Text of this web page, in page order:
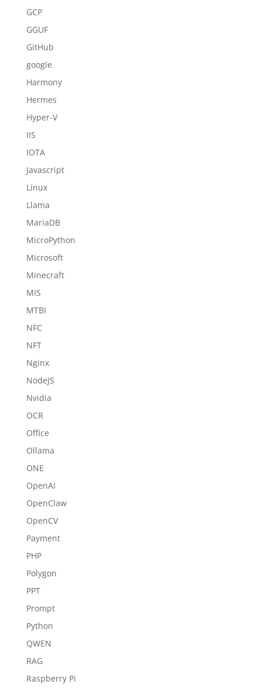
GCP
GGUF
GitHub
google
Harmony
Hermes
Hyper-V
IIS
IOTA
Javascript
Linux
Llama
MariaDB
MicroPython
Microsoft
Minecraft
MIS
MTBI
NFC
NFT
Nginx
NodeJS
Nvidia
OCR
Office
Ollama
ONE
OpenAI
OpenClaw
OpenCV
Payment
PHP
Polygon
PPT
Prompt
Python
QWEN
RAG
Raspberry Pi